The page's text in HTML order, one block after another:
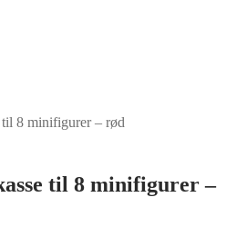
8 minifigurer – rød
til 8 minifigurer –